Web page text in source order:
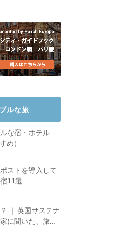
ルな旅
な宿・ホテル
め）
ストを導入して
11選
ナ
に聞いた、旅の